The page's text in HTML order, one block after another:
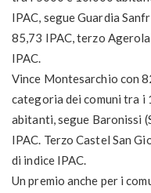
IPAC, segue Guardia
85,73 IPAC, terzo
IPAC.
Vince Montesarchio con
categoria dei comuni tra i
abitanti, segue Baronissi
IPAC. Terzo Castel San
di indice IPAC.
Un premio anche per i